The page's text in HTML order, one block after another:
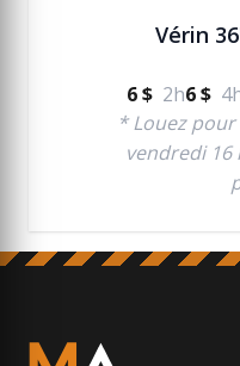
Vérin
6 $ 2h6 $
* Louez
vendredi 16